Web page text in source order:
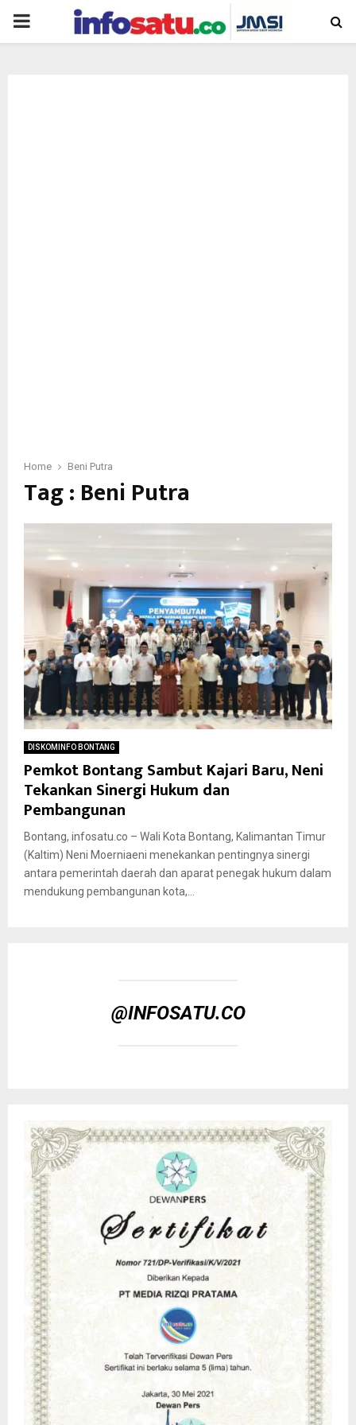
PRIMARY
Home Beni Putra
Tag : Beni Putra
DISKOMINFO BONTANG
Pemkot Bontang Sambut Kajari Baru, Neni
Tekankan Sinergi Hukum dan
Pembangunan
Bontang, infosatu.co – Wali Kota Bontang, Kalimantan Timur
(Kaltim) Neni Moerniaeni menekankan pentingnya sinergi
antara pemerintah daerah dan aparat penegak hukum dalam
mendukung pembangunan kota,...
@INFOSATU.CO